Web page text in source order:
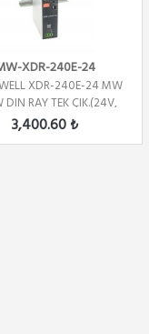
XDR-240E-24
XDR-240E-24 MW
RAY TEK ÇIK.(24V,
10A)
3,400.60 ₺